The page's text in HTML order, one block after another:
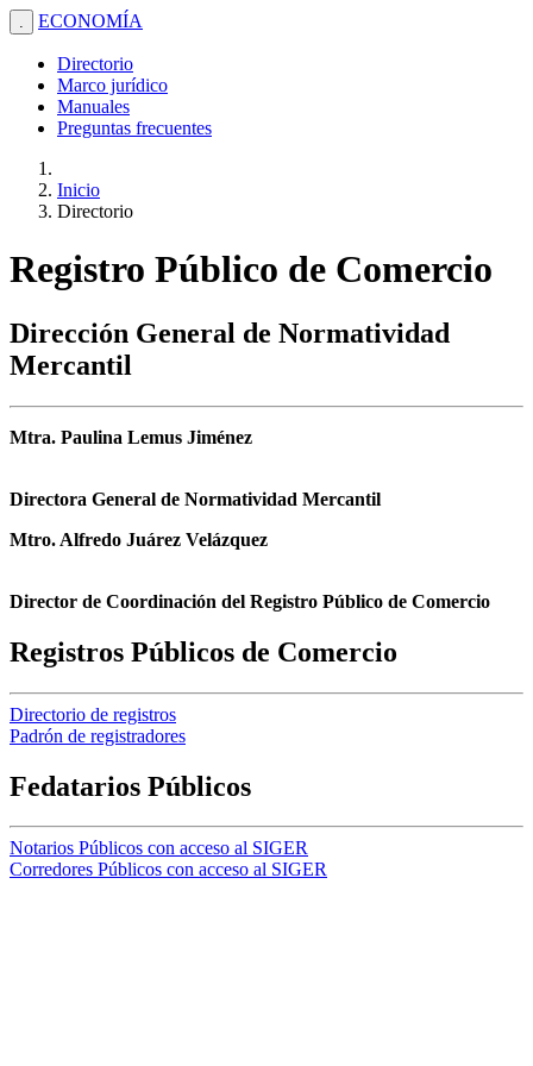
. ECONOMÍA
Directorio
Marco jurídico
Manuales
Preguntas frecuentes
Inicio
Directorio
Registro Público de Comercio
Dirección General de Normatividad
Mercantil
Mtra. Paulina Lemus Jiménez
Directora General de Normatividad Mercantil
Mtro. Alfredo Juárez Velázquez
Director de Coordinación del Registro Público de Comercio
Registros Públicos de Comercio
Directorio de registros
Padrón de registradores
Fedatarios Públicos
Notarios Públicos con acceso al SIGER
Corredores Públicos con acceso al SIGER